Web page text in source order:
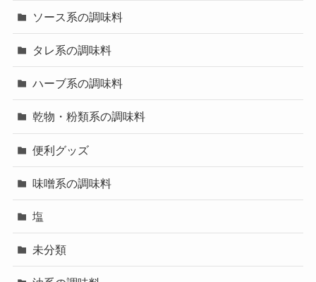
ソース系の調味料
タレ系の調味料
ハーブ系の調味料
乾物・粉類系の調味料
便利グッズ
味噌系の調味料
塩
未分類